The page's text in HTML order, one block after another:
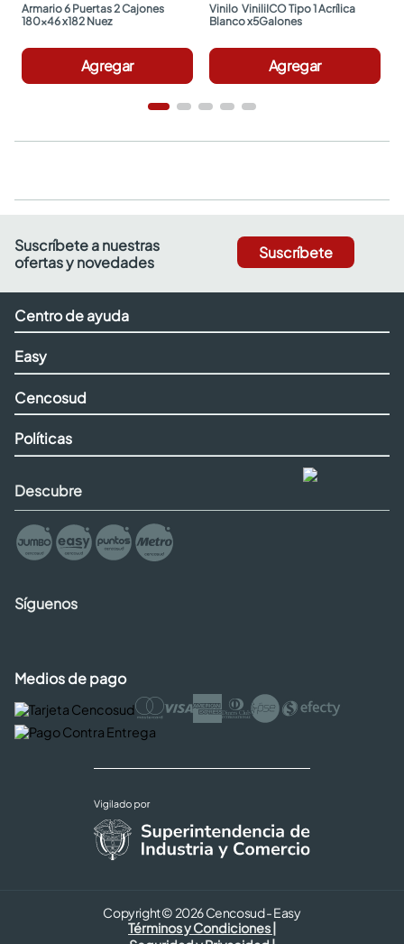
Armario 6 Puertas 2 Cajones
180x46 x182 Nuez
Agregar
Vinilo  ViniliICO Tipo 1 Acrílica
Blanco x5Galones
Agregar
Suscríbete a nuestras
ofertas y novedades
Suscríbete
Centro de ayuda
Easy
Cencosud
Políticas
Descubre
Síguenos
Medios de pago
Copyright © 2026 Cencosud - Easy
Términos y Condiciones |